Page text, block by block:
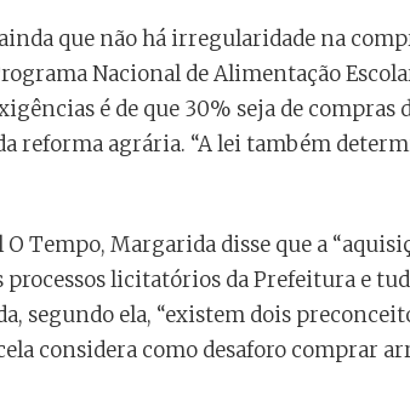
que não há irregularidade na
Nacional de Alimentação
é de que 30% seja de
reforma agrária. “A lei também
Tempo, Margarida disse que a
licitatórios da Prefeitura e
segundo ela, “existem dois
considera como desaforo comprar